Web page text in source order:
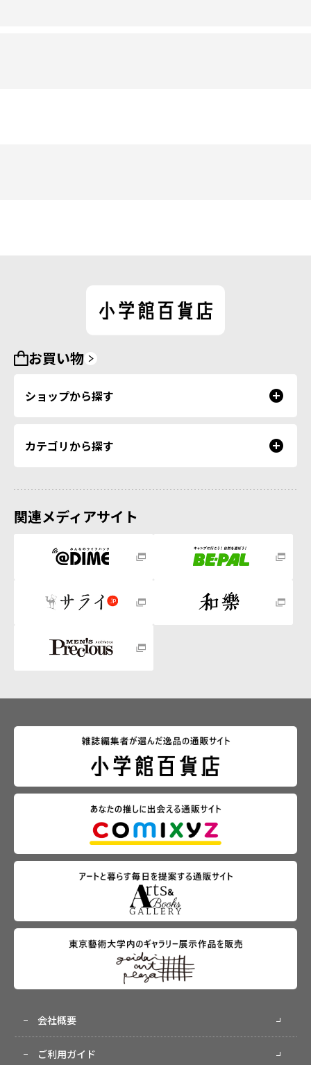
お買い物
ショップから探す
カテゴリから探す
関連メディアサイト
会社概要
ご利用ガイド